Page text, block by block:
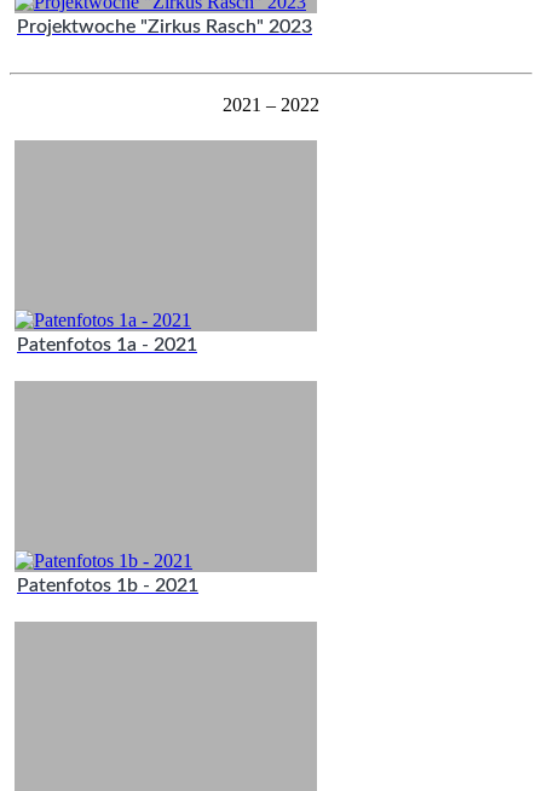
Projektwoche "Zirkus Rasch" 2023
2021 – 2022
Patenfotos 1a - 2021
Patenfotos 1b - 2021